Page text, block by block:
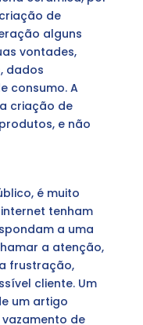
de
alguns
vontades,
dados
consumo. A
criação de
e não
é muito
tenham
a uma
a atenção,
frustração,
cliente. Um
um artigo
de